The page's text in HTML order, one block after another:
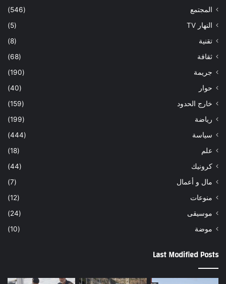
المجتمع
(546)
النهار TV
(5)
تقنية
(8)
ثقافة
(68)
جريمة
(190)
حوار
(40)
خارج الحدود
(159)
رياضة
(199)
سياسة
(444)
علم
(18)
كرونيك
(44)
مال و أعمال
(7)
منوعات
(12)
موسيقى
(24)
موضة
(10)
Last Modified Posts